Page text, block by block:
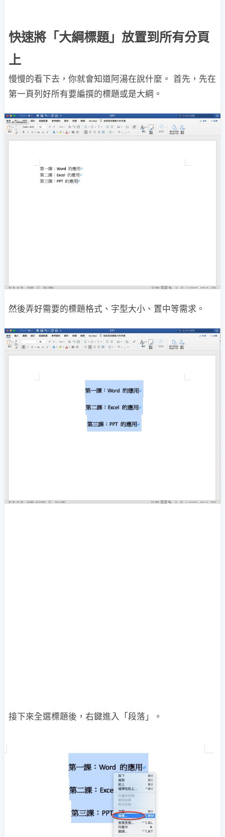
快速將「大綱標題」放置到所有分頁
上
慢慢的看下去，你就會知道阿湯在說什麼。 首先，先在
第一頁列好所有要編撰的標題或是大綱。
然後弄好需要的標題格式、字型大小、置中等需求。
接下來全選標題後，右鍵進入「段落」。